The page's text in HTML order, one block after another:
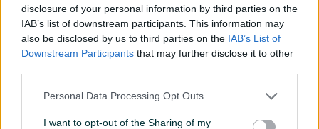
disclosure of your personal information by third parties on the
IAB’s list of downstream participants. This information may
also be disclosed by us to third parties on the IAB’s List of
Downstream Participants that may further disclose it to other
Personal Data Processing Opt Outs
I want to opt-out of the Sharing of my
Lokacija nekretnine